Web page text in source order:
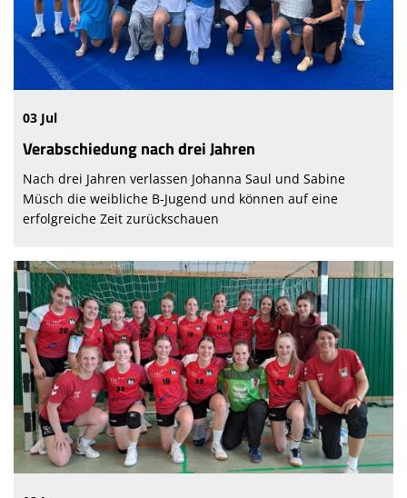
03 Jul
Verabschiedung nach drei Jahren
Nach drei Jahren verlassen Johanna Saul und Sabine
Müsch die weibliche B-Jugend und können auf eine
erfolgreiche Zeit zurückschauen